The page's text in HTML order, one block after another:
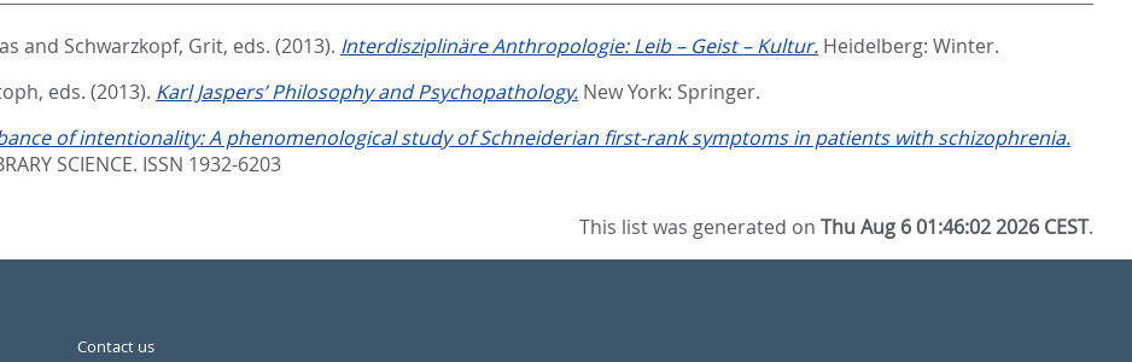
and Schwarzkopf, Grit, eds. (2013). Interdisziplinäre Anthropologie: Leib – Geist – Kultur. Heidelberg: Winter.
, eds. (2013). Karl Jaspers’ Philosophy and Psychopathology. New York: Springer.
of intentionality: A phenomenological study of Schneiderian first-rank symptoms in patients with schizophrenia.
SCIENCE. ISSN 1932-6203
This list was generated onThu Aug 6 01:46:02 2026 CEST.
Contact us